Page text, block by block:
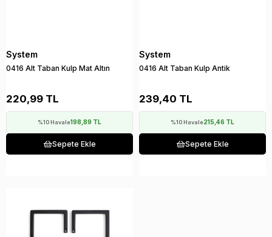
System
0416 Alt Taban Kulp Mat Altın
220,99 TL
%10 Havale198,89 TL
Sepete Ekle
System
0416 Alt Taban Kulp Antik
239,40 TL
%10 Havale215,46 TL
Sepete Ekle